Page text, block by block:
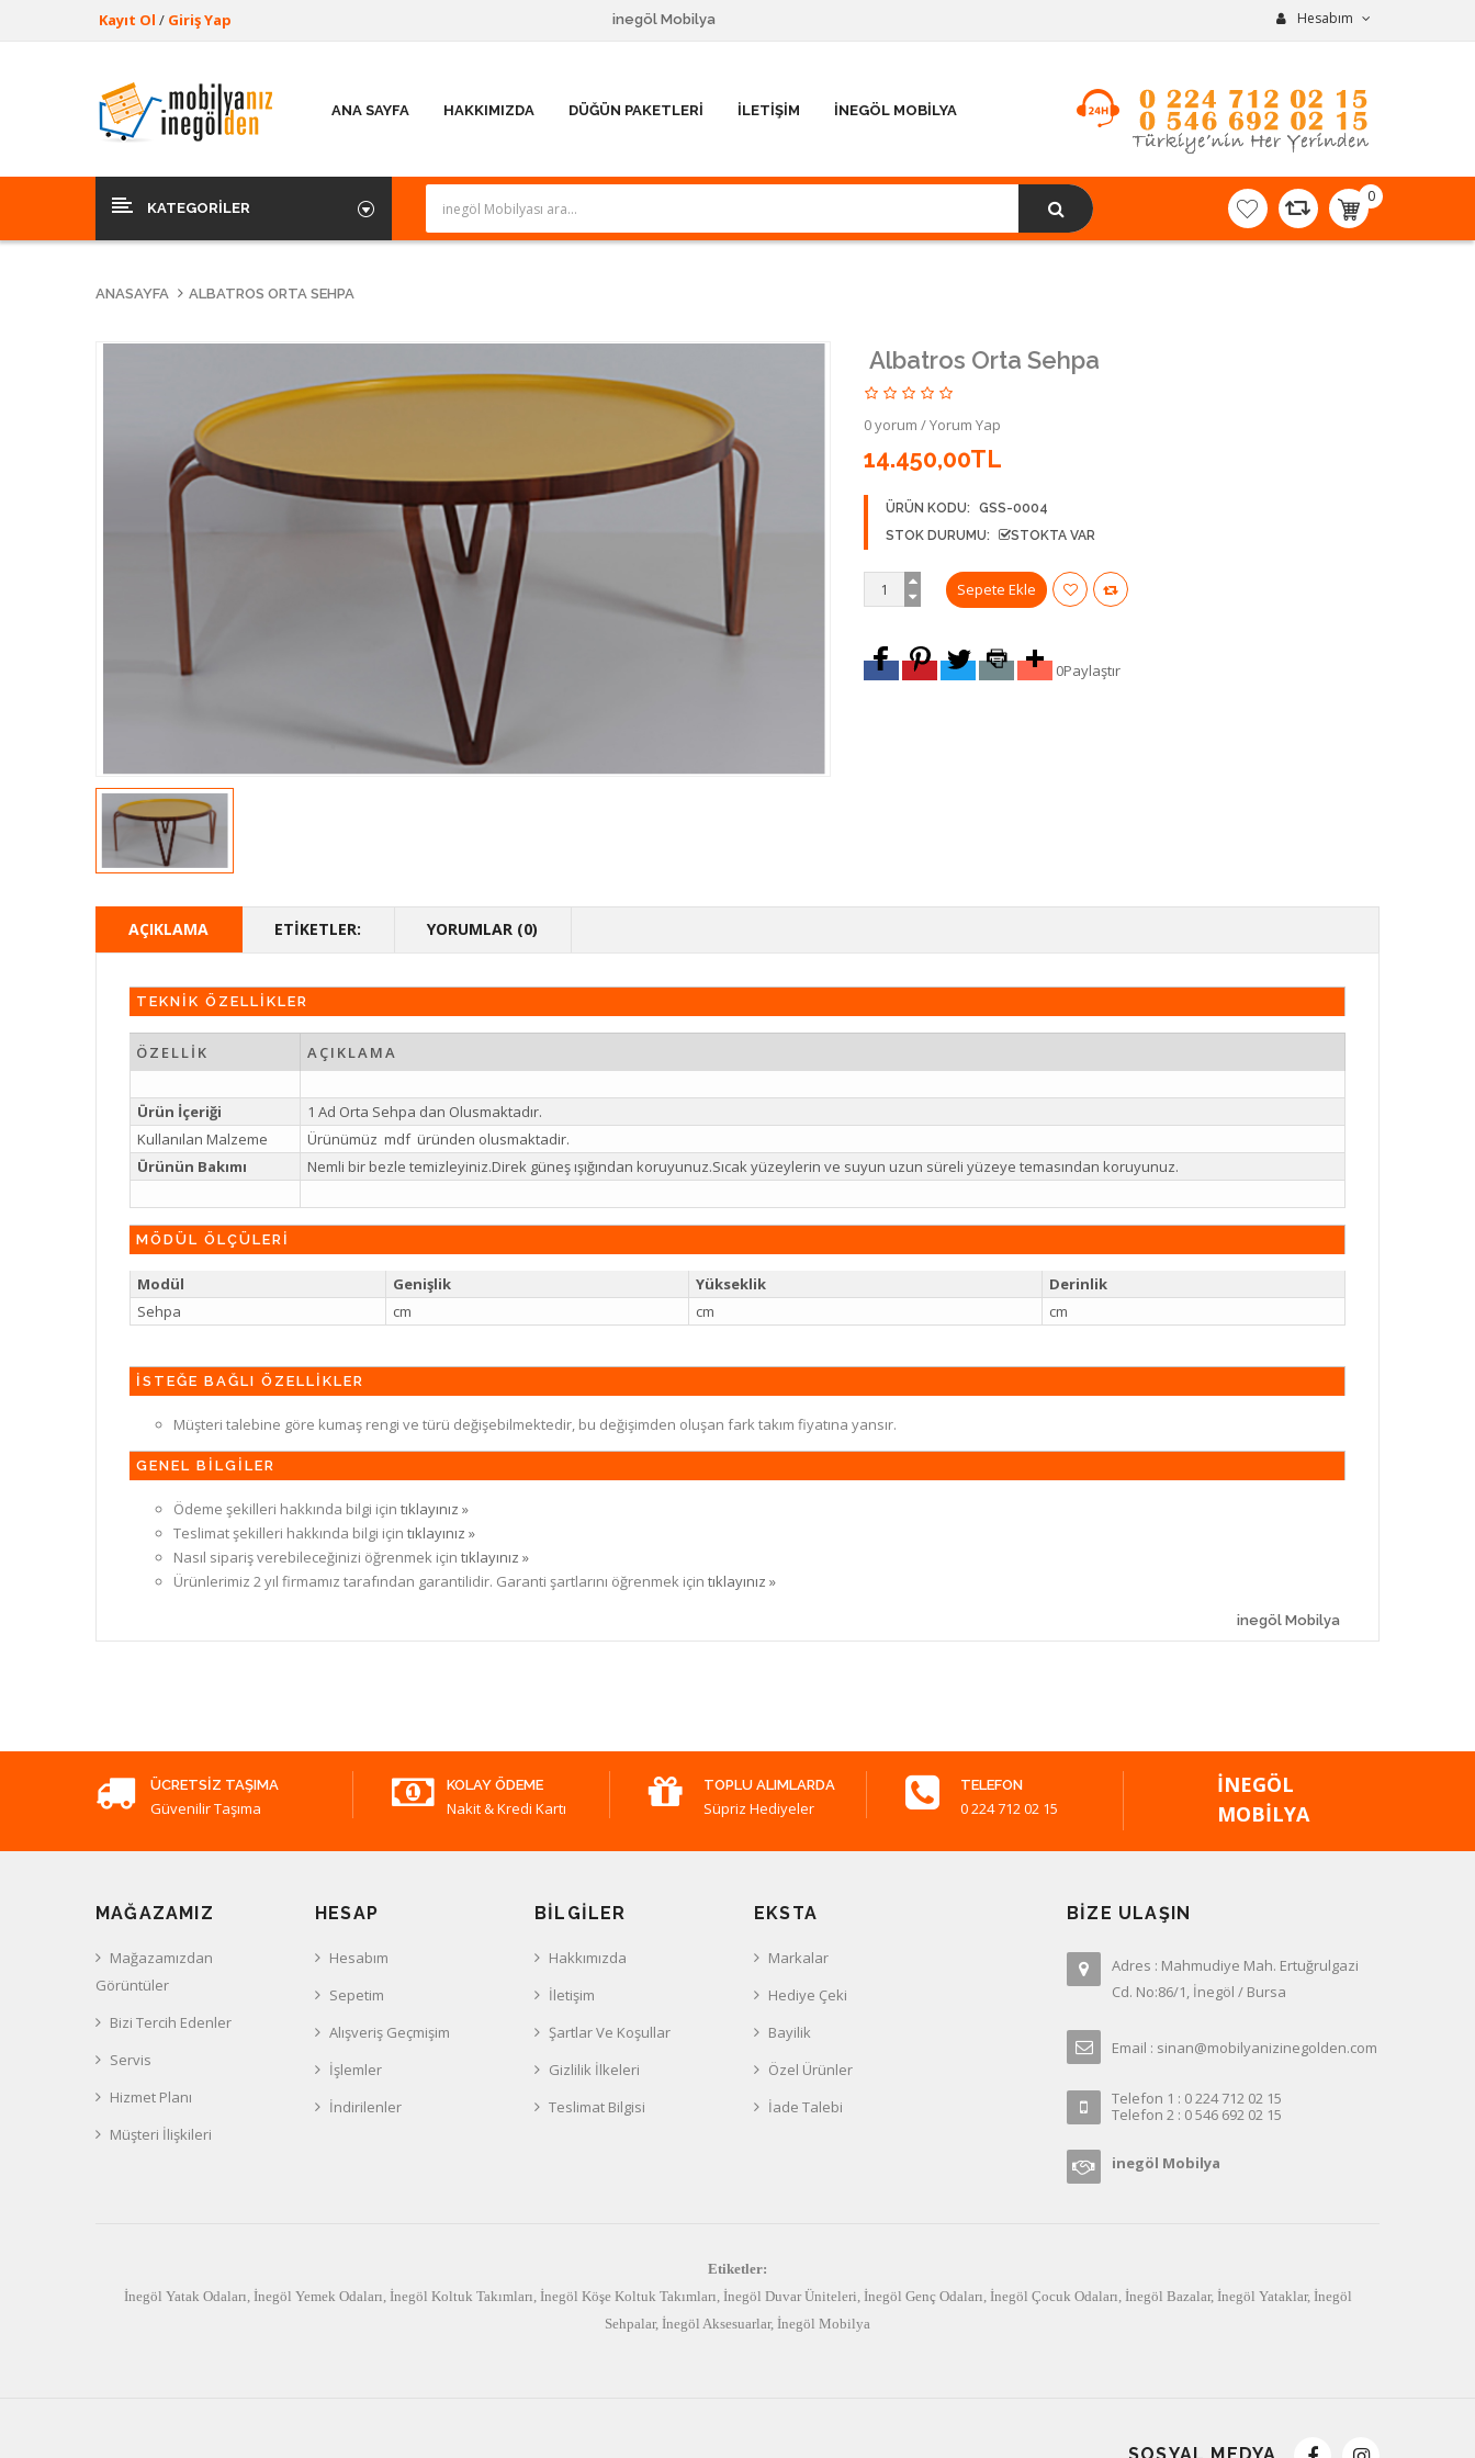
inegöl Mobilya
Kayıt Ol / Giriş Yap Hesabım
ANA SAYFA HAKKIMIZDA DÜĞÜN PAKETLERI İLETIŞIM İNEGÖL MOBILYA
KATEGORILER
0
item(s)
-
ANASAYFA ALBATROS ORTA SEHPA
Albatros Orta Sehpa
0 yorum /Yorum Yap
14.450,00TL
ÜRÜN KODU:
GSS-0004
STOK DURUMU:
STOKTA VAR
0Paylaştır
AÇIKLAMA ETIKETLER: YORUMLAR (0)
TEKNİK ÖZELLİKLER
ÖZELLİK AÇIKLAMA
Ürün İçeriği
1 Ad Orta Sehpa dan Olusmaktadır.
Kullanılan Malzeme
Ürünümüz mdf üründen olusmaktadir.
Ürünün Bakımı
Nemli bir bezle temizleyiniz.Direk güneş ışığından koruyunuz.Sıcak yüzeylerin ve suyun uzun süreli yüzeye temasından koruyunuz.
MÖDÜL ÖLÇÜLERİ
Modül Genişlik Yükseklik
Derinlik
Sehpa
cm cm cm
İSTEĞE BAĞLI ÖZELLİKLER
Müşteri talebine göre kumaş rengi ve türü değişebilmektedir, bu değişimden oluşan fark takım fiyatına yansır.
GENEL BİLGİLER
Ödeme şekilleri hakkında bilgi için tıklayınız »
Teslimat şekilleri hakkında bilgi için tıklayınız »
Nasıl sipariş verebileceğinizi öğrenmek için tıklayınız »
Ürünlerimiz 2 yıl firmamız tarafından garantilidir. Garanti şartlarını öğrenmek için tıklayınız »
inegöl Mobilya
ÜCRETSIZ TAŞIMA
Güvenilir Taşıma
KOLAY ÖDEME
Nakit & Kredi Kartı
TOPLU ALIMLARDA
Süpriz Hediyeler
TELEFON
0 224 712 02 15
İNEGÖL
MOBILYA
MAĞAZAMIZ
Mağazamızdan
Görüntüler
Bizi Tercih Edenler
Servis
Hizmet Planı
Müşteri İlişkileri
HESAP
Hesabım
Sepetim
Alışveriş Geçmişim
İşlemler
İndirilenler
BILGILER
Hakkımızda
İletişim
Şartlar Ve Koşullar
Gizlilik İlkeleri
Teslimat Bilgisi
EKSTA
Markalar
Hediye Çeki
Bayilik
Özel Ürünler
İade Talebi
BIZE ULAŞIN
Adres : Mahmudiye Mah. Ertuğrulgazi
Cd. No:86/1, İnegöl / Bursa
Email : sinan@mobilyanizinegolden.com
Telefon 1 : 0 224 712 02 15
Telefon 2 : 0 546 692 02 15
inegöl Mobilya
Etiketler:
İnegöl Yatak Odaları İnegöl Yemek Odaları İnegöl Koltuk Takımları İnegöl Köşe Koltuk Takımları İnegöl Duvar Üniteleri İnegöl Genç Odaları İnegöl Çocuk Odaları İnegöl Bazalar, İnegöl Yataklar, İnegöl
Sehpalar, İnegöl Aksesuarlar, İnegöl Mobilya